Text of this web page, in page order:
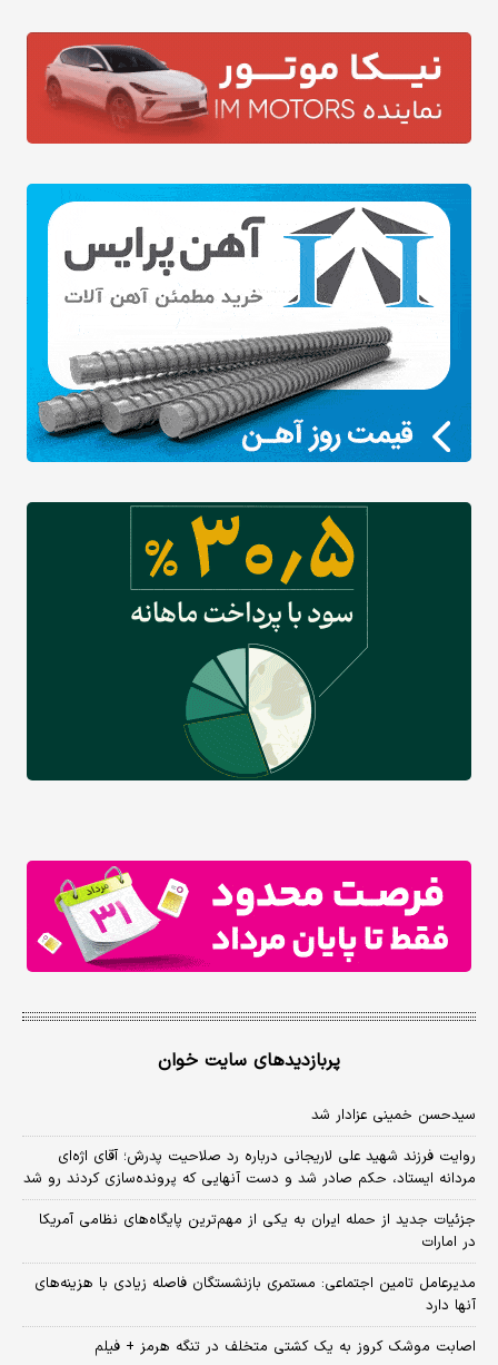
پربازدیدهای سایت خوان
سیدحسن خمینی عزادار شد
روایت فرزند شهید علی لاریجانی درباره رد صلاحیت پدرش؛ آقای اژه‌ای
مردانه ایستاد، حکم صادر شد و دست آنهایی که پرونده‌سازی کردند رو شد
جزئیات جدید از حمله ایران به یکی از مهم‌ترین پایگاه‌های نظامی آمریکا
در امارات
مدیرعامل تامین اجتماعی: مستمری بازنشستگان فاصله زیادی با هزینه‌های
آنها دارد
اصابت موشک کروز به یک کشتی متخلف در تنگه هرمز + فیلم